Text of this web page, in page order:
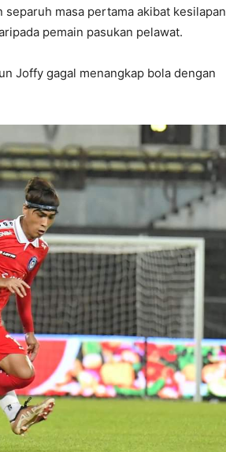
masa pertama akibat kesilapan
pemain pasukan pelawat.
Joffy gagal menangkap bola dengan